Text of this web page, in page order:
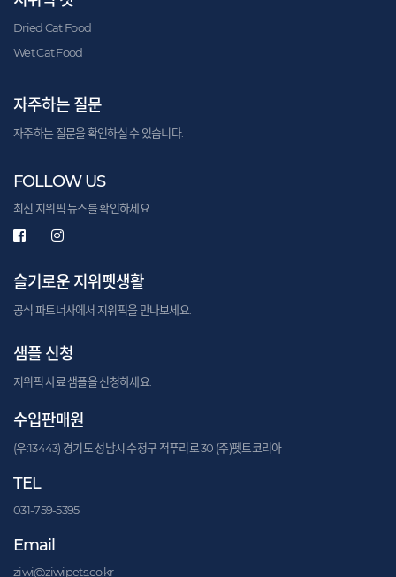
Dried Cat Food
Wet Cat Food
자주하는 질문
자주하는 질문을 확인하실 수 있습니다.
FOLLOW US
최신 지위픽 뉴스를 확인하세요.
슬기로운 지위펫생활
공식 파트너사에서 지위픽을 만나보세요.
샘플 신청
지위픽 사료 샘플을 신청하세요.
수입판매원
(우:13443) 경기도 성남시 수정구 적푸리로 30 (주)펫트코리아
TEL
031-759-5395
Email
ziwi@ziwipets.co.kr